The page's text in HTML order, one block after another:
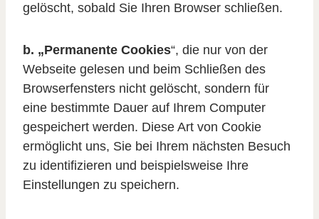
gelöscht, sobald Sie Ihren Browser schließen.
b. „Permanente Cookies“, die nur von der
Webseite gelesen und beim Schließen des
Browserfensters nicht gelöscht, sondern für
eine bestimmte Dauer auf Ihrem Computer
gespeichert werden. Diese Art von Cookie
ermöglicht uns, Sie bei Ihrem nächsten Besuch
zu identifizieren und beispielsweise Ihre
Einstellungen zu speichern.